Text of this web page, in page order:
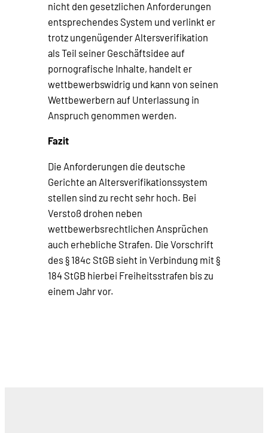
nicht den gesetzlichen Anforderungen
entsprechendes System und verlinkt er
trotz ungenügender Altersverifikation
als Teil seiner Geschäftsidee auf
pornografische Inhalte, handelt er
wettbewerbswidrig und kann von seinen
Wettbewerbern auf Unterlassung in
Anspruch genommen werden.
Fazit
Die Anforderungen die deutsche
Gerichte an Altersverifikationssystem
stellen sind zu recht sehr hoch. Bei
Verstoß drohen neben
wettbewerbsrechtlichen Ansprüchen
auch erhebliche Strafen. Die Vorschrift
des § 184c StGB sieht in Verbindung mit §
184 StGB hierbei Freiheitsstrafen bis zu
einem Jahr vor.